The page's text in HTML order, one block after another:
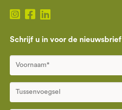
Schrijf u in voor de nieuwsbrief